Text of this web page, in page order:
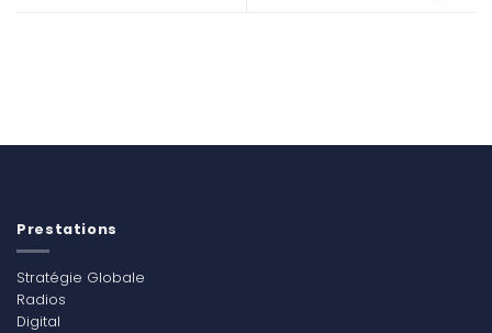
Prestations
Stratégie Globale
Radios
Digital